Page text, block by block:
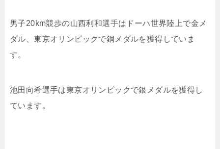
男子20km競歩の山西利和選手はドーハ世界陸上で金メ
ダル、東京オリンピックで銅メダルを獲得していま
す。
池田向希選手は東京オリンピックで銀メダルを獲得し
ています。